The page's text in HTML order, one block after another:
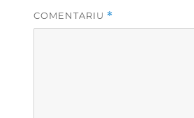
COMENTARIU *